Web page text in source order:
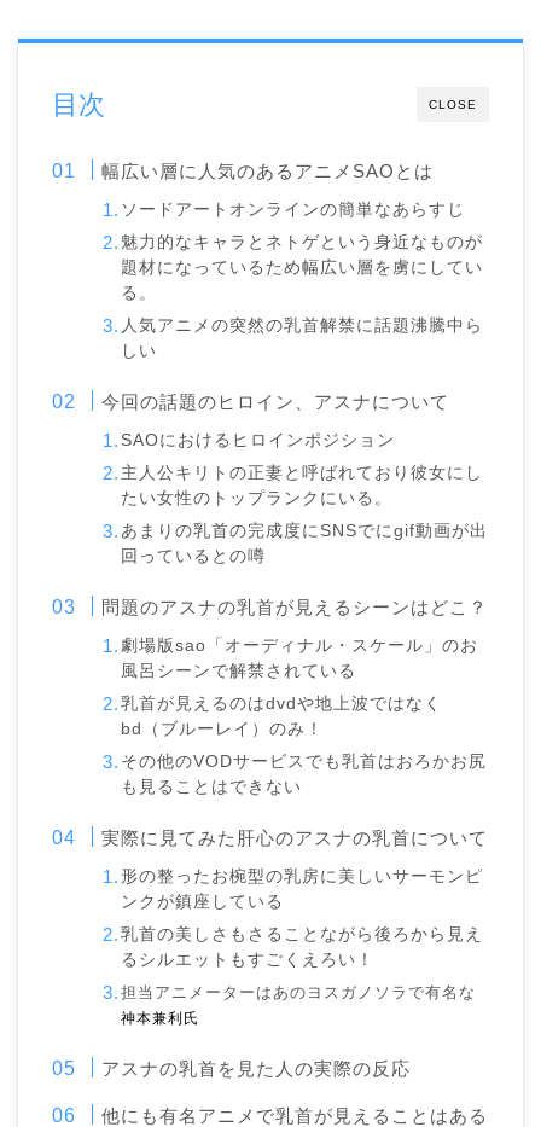
CLOSE
目次
幅広い層に人気のあるアニメSAOとは
ソードアートオンラインの簡単なあらすじ
魅力的なキャラとネトゲという身近なものが
題材になっているため幅広い層を虜にしてい
る。
人気アニメの突然の乳首解禁に話題沸騰中ら
しい
今回の話題のヒロイン、アスナについて
SAOにおけるヒロインポジション
主人公キリトの正妻と呼ばれており彼女にし
たい女性のトップランクにいる。
あまりの乳首の完成度にSNSでにgif動画が出
回っているとの噂
問題のアスナの乳首が見えるシーンはどこ？
劇場版sao「オーディナル・スケール」のお
風呂シーンで解禁されている
乳首が見えるのはdvdや地上波ではなく
bd（ブルーレイ）のみ！
その他のVODサービスでも乳首はおろかお尻
も見ることはできない
実際に見てみた肝心のアスナの乳首について
形の整ったお椀型の乳房に美しいサーモンピ
ンクが鎮座している
乳首の美しさもさることながら後ろから見え
るシルエットもすごくえろい！
担当アニメーターはあのヨスガノソラで有名な
神本兼利氏
アスナの乳首を見た人の実際の反応
他にも有名アニメで乳首が見えることはある